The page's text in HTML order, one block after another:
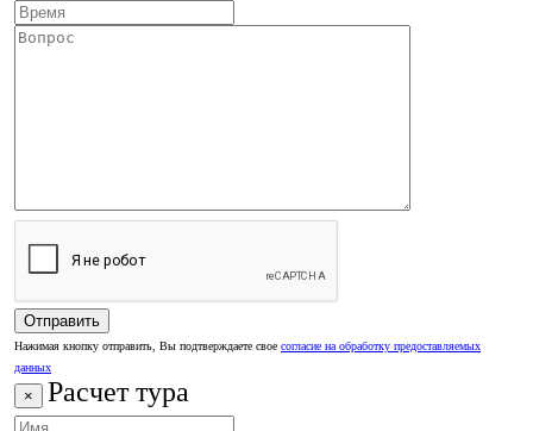
Нажимая кнопку отправить, Вы подтверждаете свое согласие на обработку предоставляемых
данных
× Расчет тура